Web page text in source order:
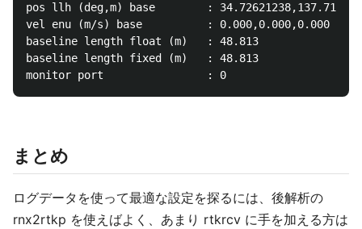
pos llh (deg,m) base        :
vel enu (m/s) base          : 0.000,0.000,0.000
baseline length float (m)   : 48.813
baseline length fixed (m)   : 48.813
まとめ
ログデータを使って最適な設定を探るには、後解析の
rnx2rtkp を使えばよく、あまり rtkrcv に手を加える方は